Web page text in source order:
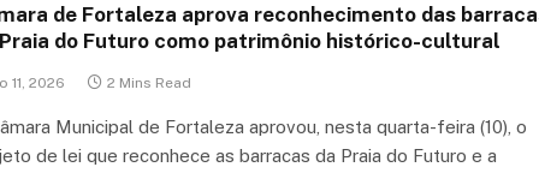
de Fortaleza aprova reconhecimento das
do Futuro como patrimônio histórico-cultural
11, 2026 2 Mins Read
Municipal de Fortaleza aprovou, nesta quarta-feira (10), o
de lei que reconhece as barracas da Praia do Futuro e a